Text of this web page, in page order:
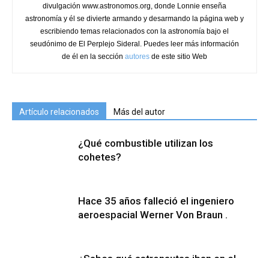
divulgación www.astronomos.org, donde Lonnie enseña
astronomía y él se divierte armando y desarmando la página web y
escribiendo temas relacionados con la astronomía bajo el
seudónimo de El Perplejo Sideral. Puedes leer más información
de él en la sección autores de este sitio Web
Artículo relacionados Más del autor
¿Qué combustible utilizan los
cohetes?
Hace 35 años falleció el ingeniero
aeroespacial Werner Von Braun .